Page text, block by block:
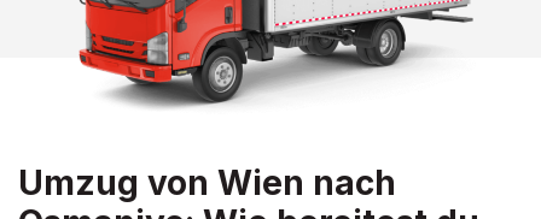
Umzug von Wien nach